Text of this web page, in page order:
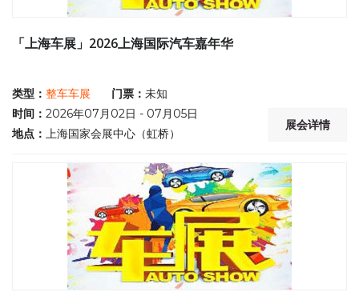
「上海车展」2026上海国际汽车嘉年华
类型： 整车车展 门票： 未知
时间： 2026年07月02日 - 07月05日
地点： 上海国家会展中心（虹桥）
展会详情